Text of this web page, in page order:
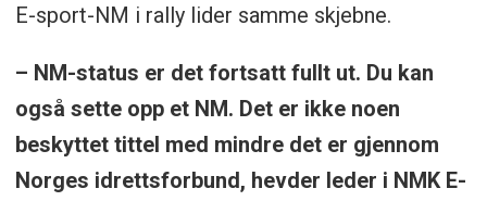
E-sport-NM i rally lider samme skjebne.
– NM-status er det fortsatt fullt ut. Du kan
også sette opp et NM. Det er ikke noen
beskyttet tittel med mindre det er gjennom
Norges idrettsforbund, hevder leder i NMK E-